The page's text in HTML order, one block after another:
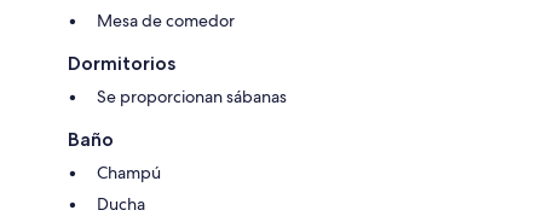
Mesa de comedor
Dormitorios
Se proporcionan sábanas
Baño
Champú
Ducha